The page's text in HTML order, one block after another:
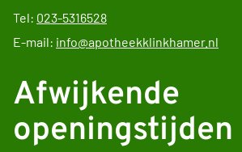
Tel: 023-5316528
E-mail: info@apotheekklinkhamer.nl
Afwijkende
openingstijden